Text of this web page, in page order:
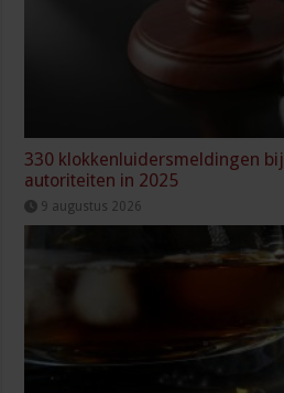
330 klokkenluidersmeldingen
autoriteiten in 2025
9 augustus 2026